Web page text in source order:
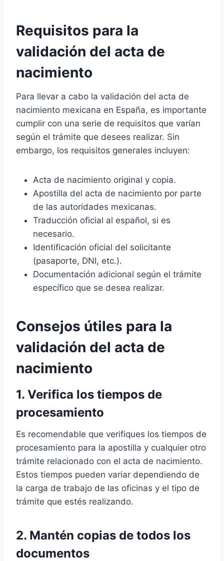
Requisitos para la
validación del acta de
nacimiento
Para llevar a cabo la validación del acta de
nacimiento mexicana en España, es importante
cumplir con una serie de requisitos que varían
según el trámite que desees realizar. Sin
embargo, los requisitos generales incluyen:
Acta de nacimiento original y copia.
Apostilla del acta de nacimiento por parte
de las autoridades mexicanas.
Traducción oficial al español, si es
necesario.
Identificación oficial del solicitante
(pasaporte, DNI, etc.).
Documentación adicional según el trámite
específico que se desea realizar.
Consejos útiles para la
validación del acta de
nacimiento
1. Verifica los tiempos de
procesamiento
Es recomendable que verifiques los tiempos de
procesamiento para la apostilla y cualquier otro
trámite relacionado con el acta de nacimiento.
Estos tiempos pueden variar dependiendo de
la carga de trabajo de las oficinas y el tipo de
trámite que estés realizando.
2. Mantén copias de todos los
documentos